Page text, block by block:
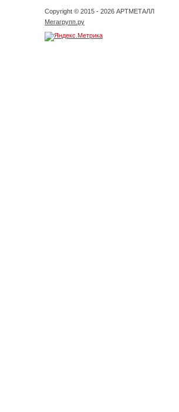
Copyright © 2015 - 2026 АРТМЕТАЛЛ
Мегагрупп.ру